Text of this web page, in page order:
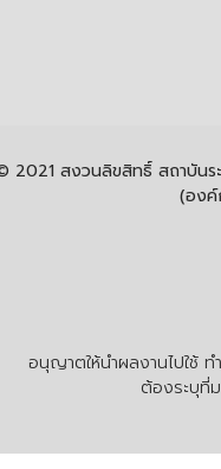
อนุญาตให้นำผลงานไปใช้
ต้องระบุที่ม
2021 สงวนลิขสิทธิ์ สถาบันระ
(องค์